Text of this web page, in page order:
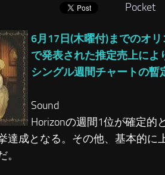
Pocket
6月17日(木曜付)までのオ
で発表された推定売上に
シングル週間チャートの暫
Sound
Horizonの週間1位が確定的
達成となる。その他、基本的に